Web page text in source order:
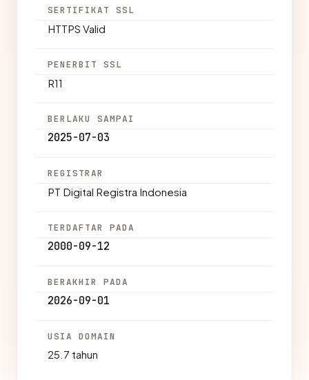
SERTIFIKAT SSL
HTTPS Valid
PENERBIT SSL
R11
BERLAKU SAMPAI
2025-07-03
REGISTRAR
PT Digital Registra Indonesia
TERDAFTAR PADA
2000-09-12
BERAKHIR PADA
2026-09-01
USIA DOMAIN
25.7 tahun